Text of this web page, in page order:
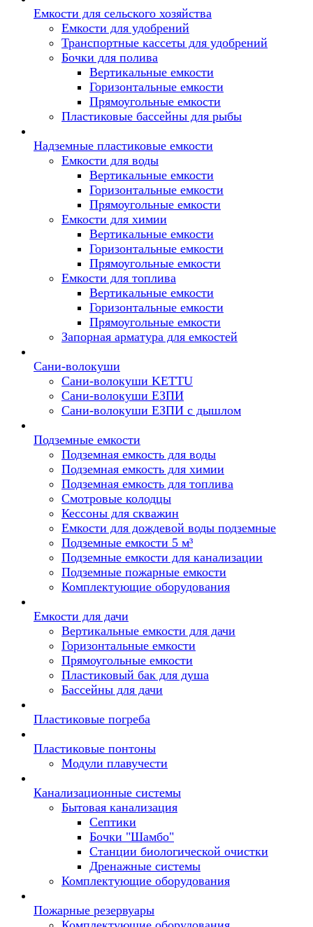
Емкости для сельского хозяйства
Емкости для удобрений
Транспортные кассеты для удобрений
Бочки для полива
Вертикальные емкости
Горизонтальные емкости
Прямоугольные емкости
Пластиковые бассейны для рыбы
Надземные пластиковые емкости
Емкости для воды
Вертикальные емкости
Горизонтальные емкости
Прямоугольные емкости
Емкости для химии
Вертикальные емкости
Горизонтальные емкости
Прямоугольные емкости
Емкоcти для топлива
Вертикальные емкости
Горизонтальные емкости
Прямоугольные емкости
Запорная арматура для емкостей
Сани-волокуши
Сани-волокуши KETTU
Сани-волокуши ЕЗПИ
Сани-волокуши ЕЗПИ с дышлом
Подземные емкости
Подземная емкость для воды
Подземная емкость для химии
Подземная емкость для топлива
Смотровые колодцы
Кессоны для скважин
Емкости для дождевой воды подземные
Подземные емкости 5 м³
Подземные емкости для канализации
Подземные пожарные емкости
Комплектующие оборудования
Емкости для дачи
Вертикальные емкости для дачи
Горизонтальные емкости
Прямоугольные емкости
Пластиковый бак для душа
Бассейны для дачи
Пластиковые погреба
Пластиковые понтоны
Модули плавучести
Канализационные системы
Бытовая канализация
Септики
Бочки "Шамбо"
Станции биологической очистки
Дренажные системы
Комплектующие оборудования
Пожарные резервуары